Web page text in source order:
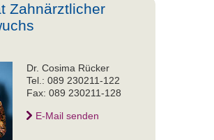
Zahnärztlicher
Dr. Cosima Rücker
Tel.: 089 230211-122
Fax: 089 230211-128
E-Mail senden